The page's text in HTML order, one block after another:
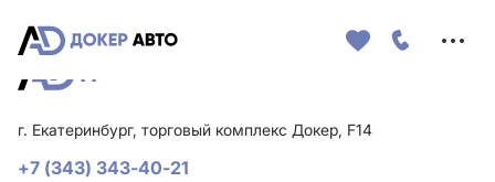
г. Екатеринбург, торговый комплекс Докер, F14
+7 (343) 343-40-21